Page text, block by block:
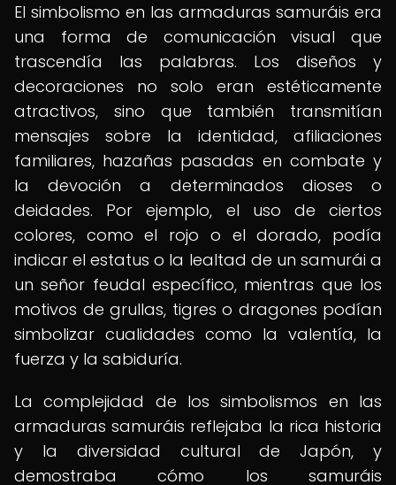
El simbolismo en las armaduras samuráis era
una forma de comunicación visual que
trascendía las palabras. Los diseños y
decoraciones no solo eran estéticamente
atractivos, sino que también transmitían
mensajes sobre la identidad, afiliaciones
familiares, hazañas pasadas en combate y
la devoción a determinados dioses o
deidades. Por ejemplo, el uso de ciertos
colores, como el rojo o el dorado, podía
indicar el estatus o la lealtad de un samurái a
un señor feudal específico, mientras que los
motivos de grullas, tigres o dragones podían
simbolizar cualidades como la valentía, la
fuerza y la sabiduría.
La complejidad de los simbolismos en las
armaduras samuráis reflejaba la rica historia
y la diversidad cultural de Japón, y
demostraba cómo los samuráis